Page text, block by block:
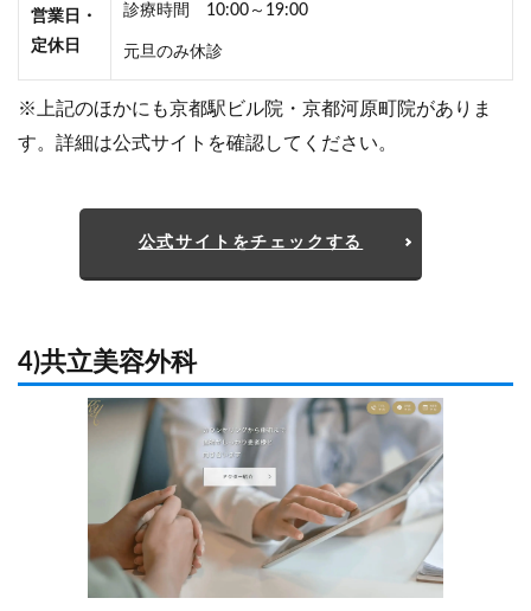
営業日・
定休日
診療時間 10:00～19:00
元旦のみ休診
※上記のほかにも京都駅ビル院・京都河原町院がありま
す。詳細は公式サイトを確認してください。
公式サイトをチェックする
4)共立美容外科